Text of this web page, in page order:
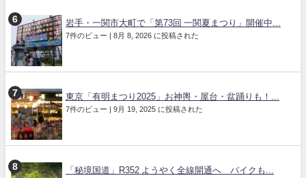
岩手・一関市大町で「第73回 一関夏まつり」開催中...
7件のビュー | 8月 8, 2026 に投稿された
東京「有明まつり2025」お神輿・屋台・盆踊りも！...
7件のビュー | 9月 19, 2025 に投稿された
「秘境国道」R352 ようやく全線開通へ バイクも...